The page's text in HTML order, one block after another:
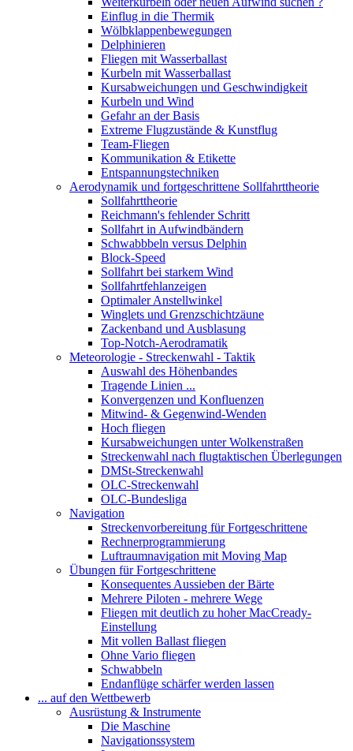
Einflug in die Thermik
Wölbklappenbewegungen
Delphinieren
Fliegen mit Wasserballast
Kurbeln mit Wasserballast
Kursabweichungen und Geschwindigkeit
Kurbeln und Wind
Gefahr an der Basis
Extreme Flugzustände & Kunstflug
Team-Fliegen
Kommunikation & Etikette
Entspannungstechniken
Aerodynamik und fortgeschrittene Sollfahrttheorie
Sollfahrttheorie
Reichmann's fehlender Schritt
Sollfahrt in Aufwindbändern
Schwabbbeln versus Delphin
Block-Speed
Sollfahrt bei starkem Wind
Sollfahrtfehlanzeigen
Optimaler Anstellwinkel
Winglets und Grenzschichtzäune
Zackenband und Ausblasung
Top-Notch-Aerodramatik
Meteorologie - Streckenwahl - Taktik
Auswahl des Höhenbandes
Tragende Linien ...
Konvergenzen und Konfluenzen
Mitwind- & Gegenwind-Wenden
Hoch fliegen
Kursabweichungen unter Wolkenstraßen
Streckenwahl nach flugtaktischen Überlegungen
DMSt-Streckenwahl
OLC-Streckenwahl
OLC-Bundesliga
Navigation
Streckenvorbereitung für Fortgeschrittene
Rechnerprogrammierung
Luftraumnavigation mit Moving Map
Übungen für Fortgeschrittene
Konsequentes Aussieben der Bärte
Mehrere Piloten - mehrere Wege
Fliegen mit deutlich zu hoher MacCready-
Einstellung
Mit vollen Ballast fliegen
Ohne Vario fliegen
Schwabbeln
Endanflüge schärfer werden lassen
... auf den Wettbewerb
Ausrüstung & Instrumente
Die Maschine
Navigationssystem